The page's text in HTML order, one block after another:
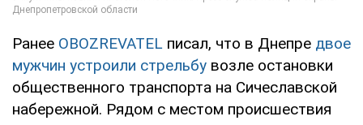
Ранее OBOZREVATEL писал, что в Днепре двое
мужчин устроили стрельбу возле остановки
общественного транспорта на Сичеславской
набережной. Рядом с местом происшествия